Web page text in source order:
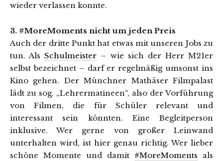
wieder verlassen konnte.
3. #MoreMoments nicht um jeden Preis
Auch der dritte Punkt hat etwas mit unseren Jobs zu
tun. AlsSchulmeister – wie sich der Herr M21er
selbst bezeichnet – darf er regelmäßig umsonst ins
Kino gehen. Der Münchner Mathäser Filmpalast
lädt zu sog. „Lehrermatineen“, also der Vorführung
von Filmen, die für Schüler relevant und
interessant sein könnten. Eine Begleitperson
inklusive. Wer gerne von großer Leinwand
unterhalten wird, ist hier genau richtig. Wer lieber
schöne Momente und damit #MoreMoments als